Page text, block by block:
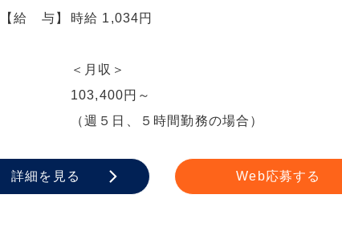
【給 与】
時給 1,034円
＜月収＞
103,400円～
（週５日、５時間勤務の場合）
詳細を見る Web応募する